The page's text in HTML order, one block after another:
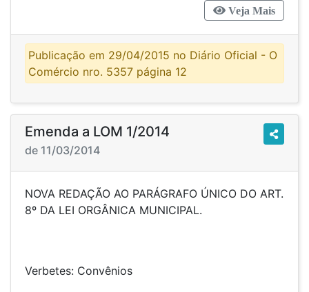
Veja Mais
Publicação em 29/04/2015 no Diário Oficial - O
Comércio nro. 5357 página 12
Emenda a LOM 1/2014
de 11/03/2014
NOVA REDAÇÃO AO PARÁGRAFO ÚNICO DO ART.
8º DA LEI ORGÂNICA MUNICIPAL.
Verbetes: Convênios